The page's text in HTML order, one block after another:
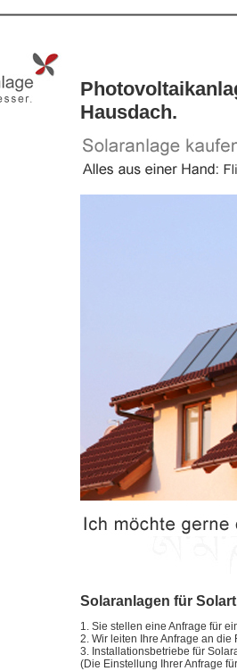
Hausdach.
Solaranlagen für
1. Sie stellen eine Anfrage für
2. Wir leiten Ihre Anfrage an
3. Installationsbetriebe für
(Die Einstellung Ihrer Anfrage